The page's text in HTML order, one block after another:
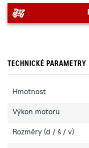
TECHNICKÉ PARAMETRY
Hmotnost
Výkon motoru
Rozměry (d / š / v)